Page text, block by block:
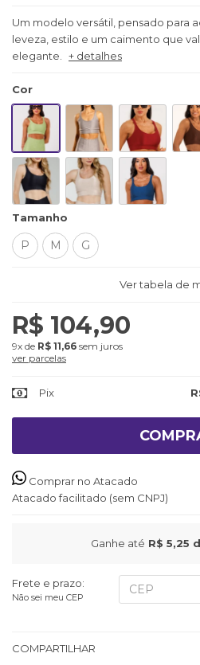
Um modelo versátil, pensado para
leveza, estilo e um caimento que
elegante.
+ detalhes
Cor
Tamanho
P M G
Ver tabela de
R$ 104,90
9x de R$ 11,66 sem juros
ver parcelas
Pix
Comprar no Atacado
Atacado facilitado (sem CNPJ)
Ganhe até R$ 5,25
Frete e prazo:
Não sei meu CEP
COMPARTILHAR